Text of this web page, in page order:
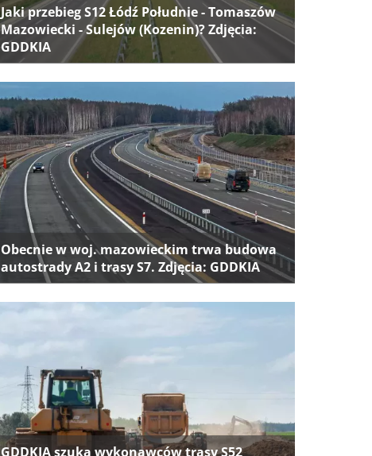
Jaki przebieg S12 Łódź Południe - Tomaszów
Mazowiecki - Sulejów (Kozenin)? Zdjęcia:
GDDKIA
Obecnie w woj. mazowieckim trwa budowa
autostrady A2 i trasy S7. Zdjęcia: GDDKIA
GDDKIA szuka wykonawców trasy S52